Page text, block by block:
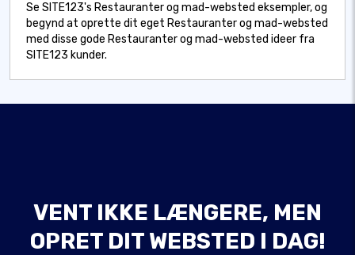
Se SITE123's Restauranter og mad-websted eksempler, og
begynd at oprette dit eget Restauranter og mad-websted
med disse gode Restauranter og mad-websted ideer fra
SITE123 kunder.
VENT IKKE LÆNGERE, MEN
OPRET DIT WEBSTED I DAG!